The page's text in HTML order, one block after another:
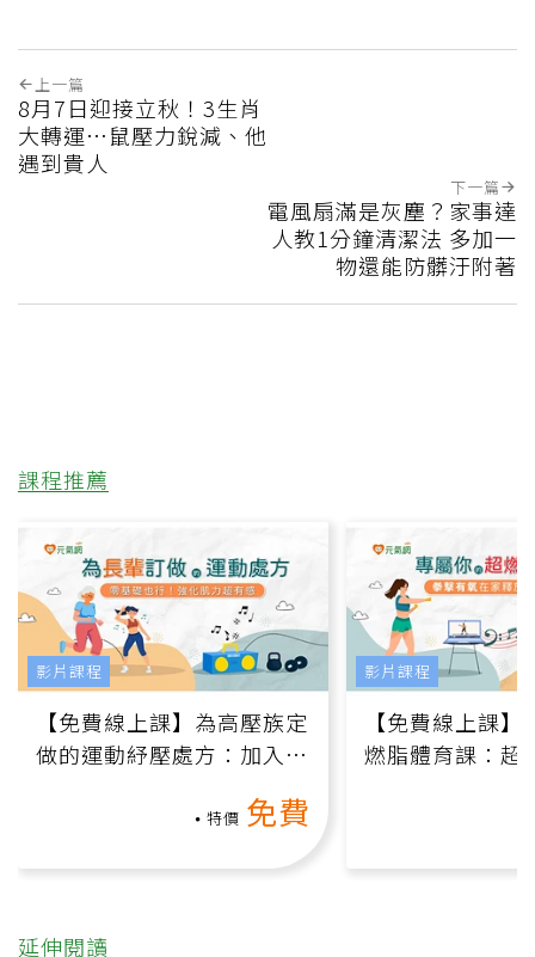
上一篇
8月7日迎接立秋！3生肖
大轉運…鼠壓力銳減、他
遇到貴人
下一篇
電風扇滿是灰塵？家事達
人教1分鐘清潔法 多加一
物還能防髒汙附著
課程推薦
【免費線上課】為高壓族定
做的運動紓壓處方：加入行
特價 免費
影片課程
【免費線上課
燃脂體育課：超
影片課程
延伸閱讀